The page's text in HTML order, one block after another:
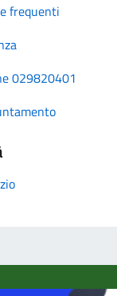
frequenti
029820401